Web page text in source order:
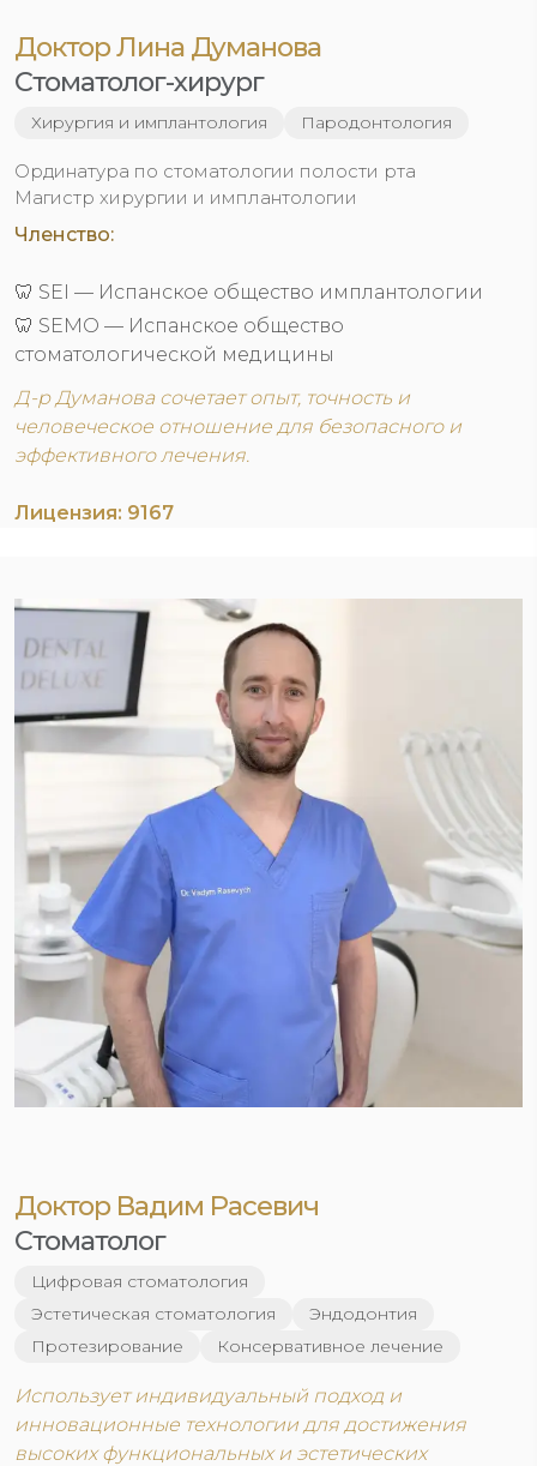
Доктор Лина Думанова
Стоматолог-хирург
Хирургия и имплантология Пародонтология
Ординатура по стоматологии полости рта
Магистр хирургии и имплантологии
Членство:
🦷 SEI — Испанское общество имплантологии
🦷 SEMO — Испанское общество
стоматологической медицины
Д-р Думанова сочетает опыт, точность и
человеческое отношение для безопасного и
эффективного лечения.
Лицензия: 9167
Доктор Вадим Расевич‬
Стоматолог
Цифровая стоматология
Эстетическая стоматология
Эндодонтия
Протезирование
Консервативное лечение
Использует индивидуальный подход и
инновационные технологии для достижения
высоких функциональных и эстетических